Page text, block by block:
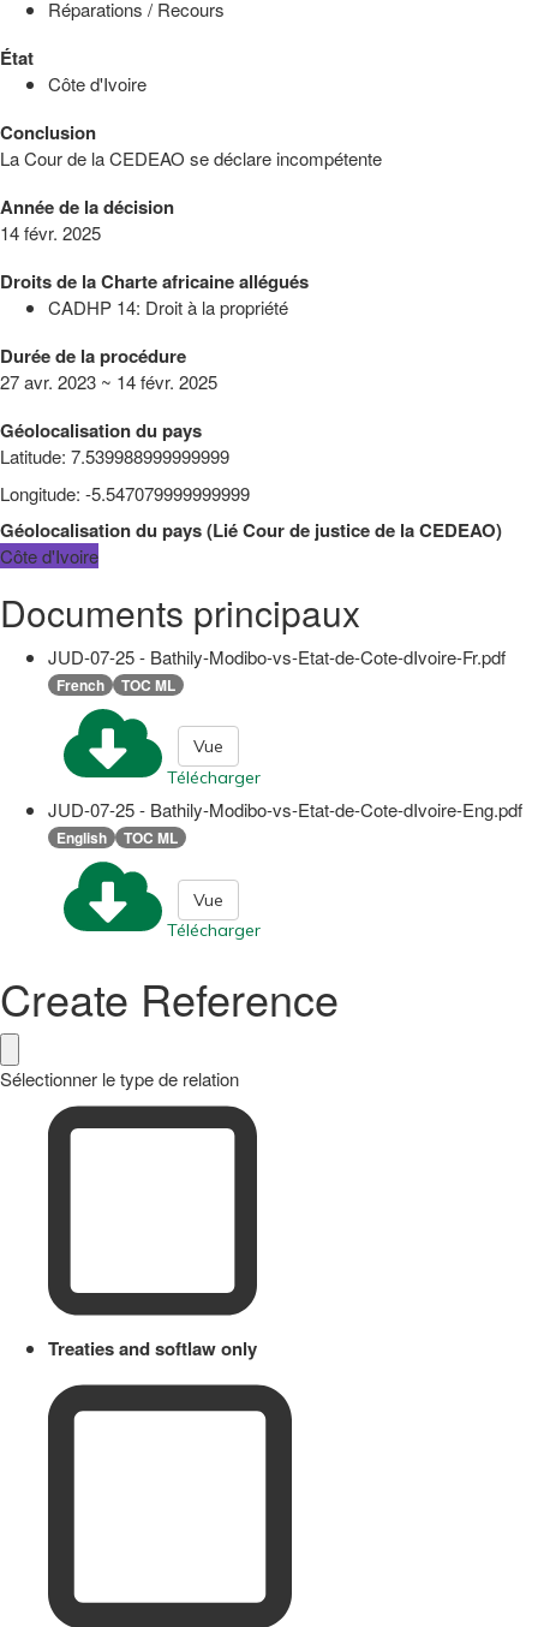
Réparations / Recours
État
Côte d'Ivoire
Conclusion
La Cour de la CEDEAO se déclare incompétente
Année de la décision
14 févr. 2025
Droits de la Charte africaine allégués
CADHP 14: Droit à la propriété
Durée de la procédure
27 avr. 2023 ~ 14 févr. 2025
Géolocalisation du pays
Latitude: 7.539988999999999
Longitude: -5.547079999999999
Géolocalisation du pays(LiéCour de justice de la CEDEAO)
Côte d'Ivoire
Documents principaux
JUD-07-25 - Bathily-Modibo-vs-Etat-de-Cote-dIvoire-Fr.pdf
French TOC ML
Télécharger
Vue
JUD-07-25 - Bathily-Modibo-vs-Etat-de-Cote-dIvoire-Eng.pdf
English TOC ML
Télécharger
Vue
Create Reference
Sélectionner le type de relation
Treaties and softlaw only